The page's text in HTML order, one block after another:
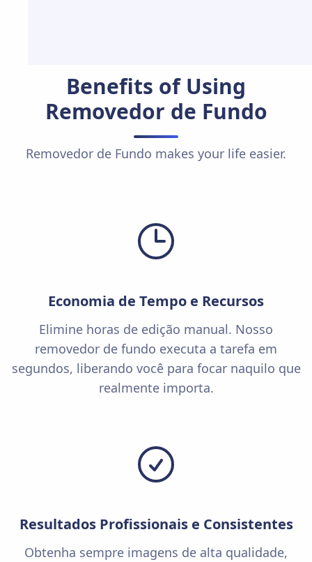
Benefits of Using
Removedor de Fundo
Removedor de Fundo makes your life easier.
Economia de Tempo e Recursos
Elimine horas de edição manual. Nosso
removedor de fundo executa a tarefa em
segundos, liberando você para focar naquilo que
realmente importa.
Resultados Profissionais e Consistentes
Obtenha sempre imagens de alta qualidade,